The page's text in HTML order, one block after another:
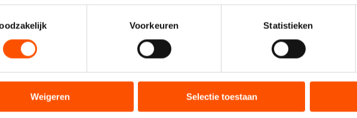
identificeren door het actief te scannen op specifieke eigenschappen
over hoe uw persoonlijke gegevens worden verwerkt en stel uw voorkeuren in het
op elk moment wijzigen of intrekken in de Cookieverklaring.
We delen informatie over uw gebruik van onze site met onze partners voor
Zij kunnen deze combineren met andere gegevens die u aan hen heeft verstrekt of
Sommige partners kunnen gegevens doorgeven aan landen buiten de EU,
Voorkeuren Statistieken
Weigeren Selectie toestaan